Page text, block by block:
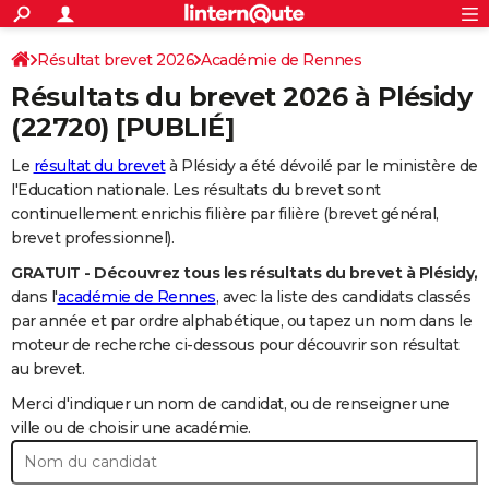
ACTUALITÉS
Politique
Société
Faits Divers
Education
Monde
Villes
+
SPORT
Coupe du monde 2026
Football
Tennis
Cyclisme
Rugby
Forum
FINANCE
Retraite
Impôts
Epargne
Immobilier
Risques naturels par ville
Banque
Assurance
Crédit
Essais
Réserver un essai
Citadines
Berlines
SUV
Forum auto
+
HIGH-TECH
Mobiles
Meilleur smartphone
Internet
Ordinateurs
Jeux vidéo
Guide high-tech
+BRICOLAGE
Forum
Aménagement intérieur
Extérieur
Cuisine
Salle de bains
Jardinage
Rangement
+ WEEK-END
Guides de France
Escapades
Patrimoine
Expositions
Musées
Week-end nature
+
Art de vivre
Bien-être
Loisirs
Mode
Modes de vie
+ SANTE
Alimentation
Guide de la santé
Maladies
Médicaments
Sommeil
VOYAGE
S'inscrire
Connexion
Résultat brevet 2026 Académie de Rennes
Résultats du brevet 2026 à Plésidy
(22720) [PUBLIÉ]
Le résultat du brevetà Plésidy a été dévoilé par le ministère de
l'Education nationale. Les résultats du brevet sont
continuellement enrichis filière par filière (brevet général,
brevet professionnel).
GRATUIT - Découvrez tous les résultats du brevet à Plésidy,
dans l'académie de Rennes, avec la liste des candidats classés
par année et par ordre alphabétique, ou tapez un nom dans le
moteur de recherche ci-dessous pour découvrir son résultat
au brevet.
Merci d'indiquer un nom de candidat, ou de renseigner une
ville ou de choisir une académie.